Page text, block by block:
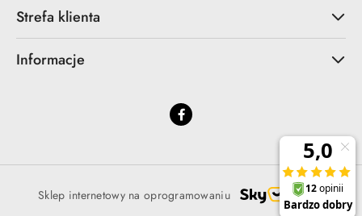
Strefa klienta
Informacje
Sklep internetowy na oprogramowaniu